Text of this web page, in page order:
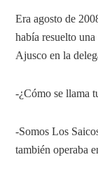
Era agosto de
había resuelto
Ajusco en la
-¿Cómo se llama
-Somos Los
también operaba